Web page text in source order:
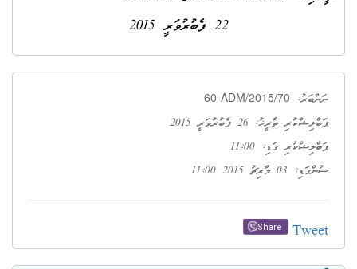
22 ފެބުރުވަރީ 2015
ނަންބަރު: 60-ADM/2015/70
ޕަބްލިޝްކުރި ތާރީޚު: 26 ފެބުރުވަރީ 2015
ޕަބްލިޝްކުރި ގަޑި: 11:00
ސުންގަޑި: 03 މާރިޗު 2015 11:00
Tweet
Share